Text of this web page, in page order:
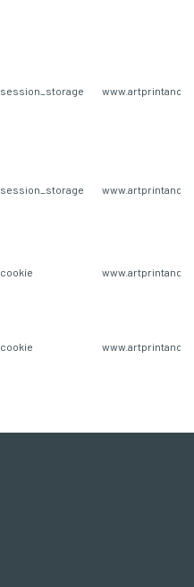
session_storage
session_storage
cookie
cookie